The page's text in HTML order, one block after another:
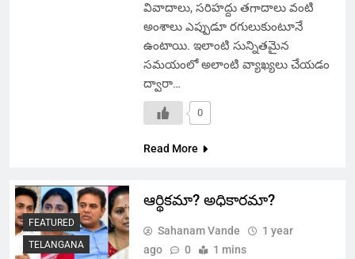
వివాదాలు, సరిహద్దు తగాదాలు వంటి
అంశాలు ఎప్పుడూ రగులుకుంటూనే
ఉంటాయి. ఇలాంటి సున్నితమైన
సమయంలో అలాంటి వ్యాఖ్యలు చేయడం
ద్వారా…
0
Read More
FEATURED
TELANGANA
ఆర్థికమా? అధికారమా?
Sahanam Vande
1 year
ago
0 1 mins